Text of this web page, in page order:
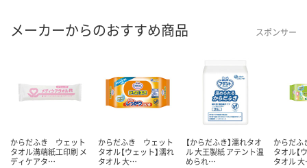
メーカーからのおすすめ商品 スポンサー
からだふき ウェット
タオル溝端紙工印刷 メ
ディケアタ…
からだふき ウェット
タオル【ウェット】濡れ
タオル 大…
【からだふき】濡れタオ
ル 大王製紙 アテント温
められ…
からだ
タオル【
タオル